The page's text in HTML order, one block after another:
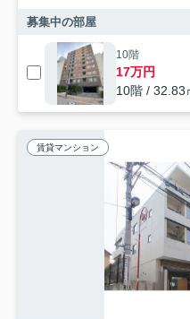
募集中の部屋
10階
17万円
10階 / 32.83
賃貸マンション